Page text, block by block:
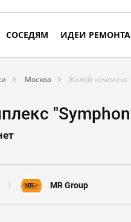
СОСЕДЯМ ИДЕИ РЕМОНТА
Москва Жилой комплекс
MR Group